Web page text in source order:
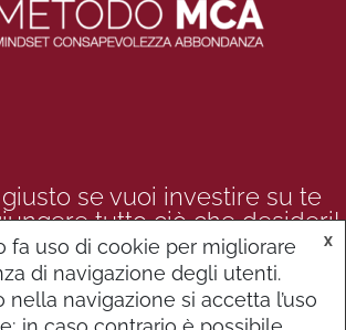
se vuoi investire su te
tutto ciò che desideri!
fa uso di cookie per migliorare
di navigazione degli utenti.
nella navigazione si accetta l’uso
X